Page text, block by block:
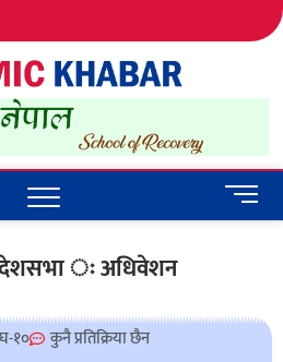
IN NEPAL
M
e
u
ः अधिवेशन
१० कुनै प्रतिक्रिया छैन